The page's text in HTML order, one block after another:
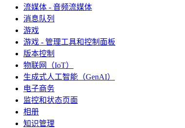
流媒体 - 音频流媒体
消息队列
游戏
游戏 - 管理工具和控制面板
版本控制
物联网（IoT）
生成式人工智能（GenAI）
电子商务
监控和状态页面
相册
知识管理